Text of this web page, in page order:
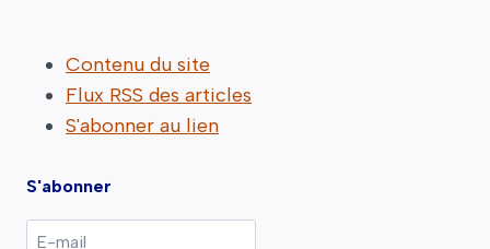
Contenu du site
Flux RSS des articles
S'abonner au lien
S'abonner